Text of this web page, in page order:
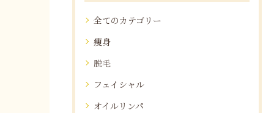
全てのカテゴリー
痩身
脱毛
フェイシャル
オイルリンパ